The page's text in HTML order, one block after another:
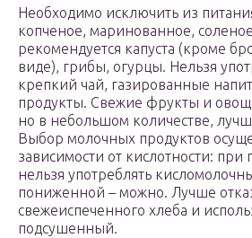
Необходимо исключить из
копченое, маринованное,
рекомендуется капуста (кроме
виде), грибы, огурцы. Нельзя
крепкий чай, газированные
продукты. Свежие фрукты и
но в небольшом количестве,
Выбор молочных продуктов
зависимости от кислотности:
нельзя употреблять
пониженной – можно. Лучше
свежеиспеченного хлеба и
подсушенный.